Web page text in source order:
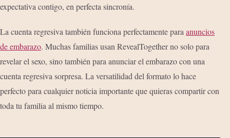
expectativa contigo, en perfecta sincronía.
La cuenta regresiva también funciona perfectamente para anuncios
de embarazo. Muchas familias usan RevealTogether no solo para
revelar el sexo, sino también para anunciar el embarazo con una
cuenta regresiva sorpresa. La versatilidad del formato lo hace
perfecto para cualquier noticia importante que quieras compartir con
toda tu familia al mismo tiempo.